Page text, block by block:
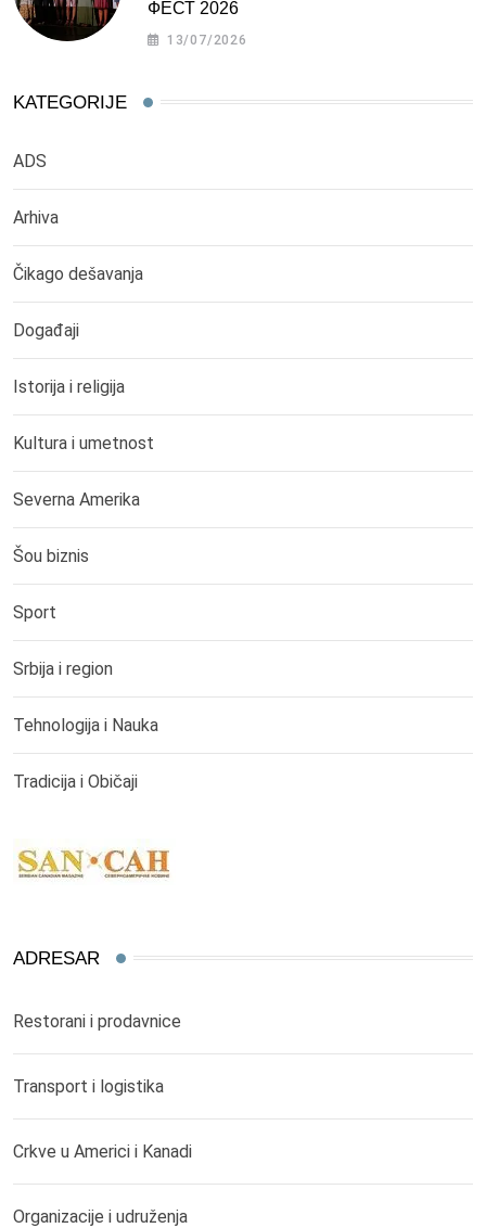
ФЕСТ 2026
13/07/2026
KATEGORIJE
ADS
Arhiva
Čikago dešavanja
Događaji
Istorija i religija
Kultura i umetnost
Severna Amerika
Šou biznis
Sport
Srbija i region
Tehnologija i Nauka
Tradicija i Običaji
ADRESAR
Restorani i prodavnice
Transport i logistika
Crkve u Americi i Kanadi
Organizacije i udruženja